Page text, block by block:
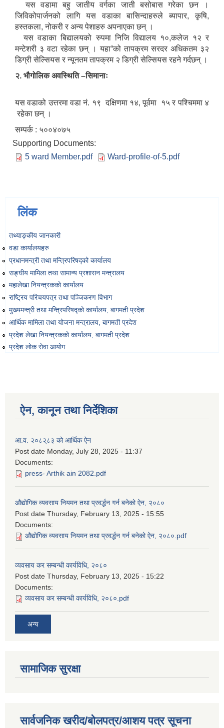
यस वडामा बहु जातीय वर्गका जाती बसोबास गरेका छन ।
जिविकोपार्जनको लागि यस वडाका बासिन्दाहरुले ब्यापार, कृषि,
हस्तकला, नोकरी र अन्य पेशाहरु अपनाएका छन् ।
यस वडाका बिद्यालयको रुपमा निजि विद्यालय १०,कलेज १२ र
मन्टेशरी ३ वटा रहेका छन् । यहा“को तापक्रम सरदर अधिकतम ३२
डिग्री सेल्सियस र न्यूनतम तापक्रम २ डिग्री सेल्सियस रहने गर्दछन् ।
२. भौगोलिक अवस्थिति –सिमानाः
यस वडाको उत्तरमा वडा नं. १९ दक्षिणमा १४, पूर्वमा १५ र पश्चिममा ४
रहेका छन् ।
सम्पर्क : ५००४०७५
Supporting Documents:
5 ward Member.pdf
Ward-profile-of-5.pdf
लिंक
तथ्याङ्‍कीय जानकारी
वडा कार्यालयहरु
प्रधानमन्त्री तथा मन्त्रिपरिषद्को कार्यालय
सङ्‍घीय मामिला तथा सामान्य प्रशासन मन्त्रालय
महालेखा नियन्त्रकको कार्यालय
राष्ट्रिय परिचयपत्र तथा पञ्‍जिकरण विभाग
मुख्यमन्त्री तथा मन्त्रिपरिषद्को कार्यालय, बागमती प्रदेश
आर्थिक मामिला तथा योजना मन्त्रालय, बागमती प्रदेश
प्रदेश लेखा नियन्त्रकको कार्यालय, बागमती प्रदेश
प्रदेश लोक सेवा आयोग
ऐन, कानून तथा निर्देशिका
आ.व. २०८२्८३ को आर्थिक ऐन
Post date Monday, July 28, 2025 - 11:37
Documents:
press- Arthik ain 2082.pdf
औद्योगिक व्यवसाय नियमन तथा प्रवर्द्धन गर्न बनेको ऐन, २०८०
Post date Thursday, February 13, 2025 - 15:55
Documents:
औद्योगिक व्यवसाय नियमन तथा प्रवर्द्धन गर्न बनेको ऐन, २०८०.pdf
व्यवसाय कर सम्बन्धी कार्यविधि, २०८०
Post date Thursday, February 13, 2025 - 15:22
Documents:
व्यवसाय कर सम्बन्धी कार्यविधि, २०८०.pdf
अन्य
सामाजिक सुरक्षा
सार्वजनिक खरीद/बोलपत्र/आशय पत्र सूचना